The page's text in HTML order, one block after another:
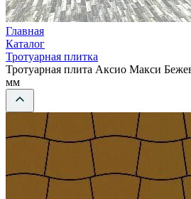
Главная
Каталог
Тротуарная плитка
Тротуарная плита Аксио Макси
мм